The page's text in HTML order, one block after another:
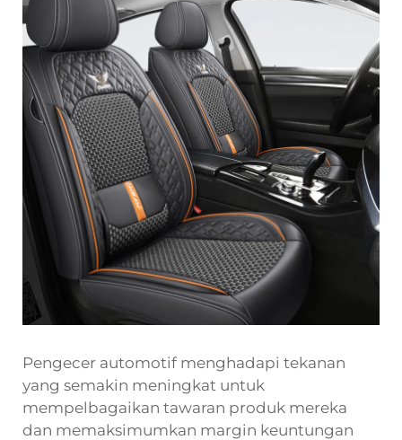
Pengecer automotif menghadapi tekanan
yang semakin meningkat untuk
mempelbagaikan tawaran produk mereka
dan memaksimumkan margin keuntungan